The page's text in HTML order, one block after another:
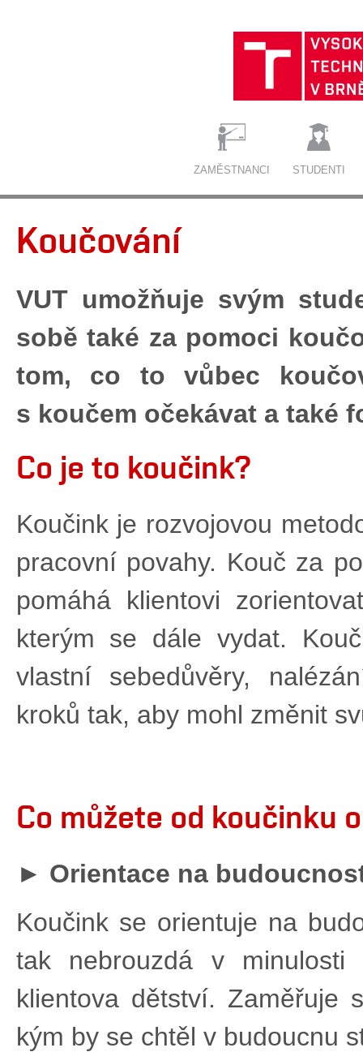
ZAMĚSTNANCI STUDENTI
Koučování
VUT umožňuje svým
sobě také za pomoci
tom, co to vůbec
s koučem očekávat a
Co je to koučink?
Koučink je rozvojovou
pracovní povahy. Kouč za
pomáhá klientovi
kterým se dále vydat.
vlastní sebedůvěry,
kroků tak, aby mohl změnit
Co můžete od koučinku
► Orientace na
Koučink se orientuje na
tak nebrouzdá v
klientova dětství.
kým by se chtěl v budoucnu